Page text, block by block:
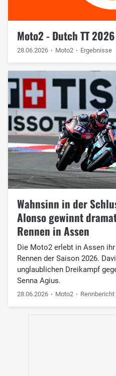
Moto2 - Dutch TT
28.06.2026 Moto2 Ergebnisse
Wahnsinn in der
Alonso gewinnt
Rennen in Assen
Die Moto2 erlebt in Assen
Rennen der Saison 2026.
unglaublichen Dreikampf
Senna Agius.
28.06.2026 Moto2 Rennbericht